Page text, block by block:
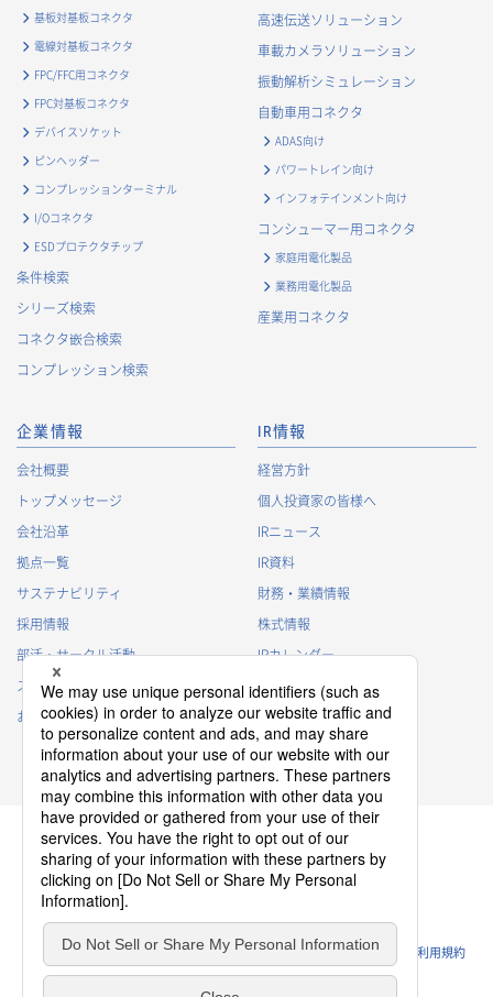
基板対基板コネクタ
電線対基板コネクタ
FPC/FFC用コネクタ
FPC対基板コネクタ
デバイスソケット
ピンヘッダー
コンプレッションターミナル
I/Oコネクタ
ESDプロテクタチップ
条件検索
シリーズ検索
コネクタ嵌合検索
コンプレッション検索
高速伝送ソリューション
車載カメラソリューション
振動解析シミュレーション
自動車用コネクタ
ADAS向け
パワートレイン向け
インフォテインメント向け
コンシューマー用コネクタ
家庭用電化製品
業務用電化製品
産業用コネクタ
企業情報
会社概要
トップメッセージ
会社沿革
拠点一覧
サステナビリティ
採用情報
部活・サークル活動
スポンサー活動
お問い合わせ
IR情報
経営方針
個人投資家の皆様へ
IRニュース
IR資料
財務・業績情報
株式情報
IRカレンダー
IRに関するよくあるご質問
IRポリシー
免責事項
プライバシーポリシー
クッキーポリシー
ソーシャルメディアポリシー
ウェブサイトのご利用条件 利用規約